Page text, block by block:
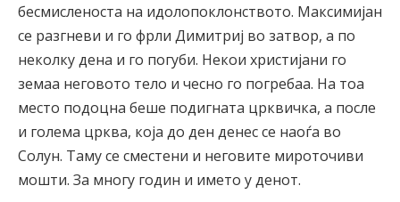
бесмисленоста на идолопоклонството. Максимијан
се разгневи и го фрли Димитриј во затвор, а по
неколку дена и го погуби. Некои христијани го
земаа неговото тело и чесно го погребаа. На тоа
место подоцна беше подигната црквичка, а после
и голема црква, која до ден денес се наоѓа во
Солун. Таму се сместени и неговите мироточиви
мошти. За многу годин и името у денот.